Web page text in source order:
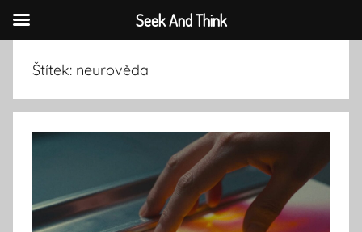
obsahu
Štítek: neurověda
Seek And Think